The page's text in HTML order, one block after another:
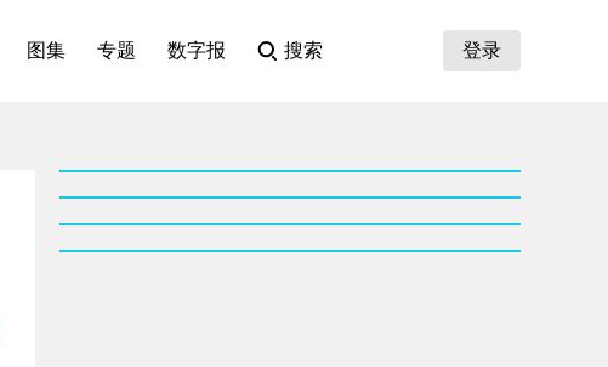
图集 专题 数字报 搜索 登录